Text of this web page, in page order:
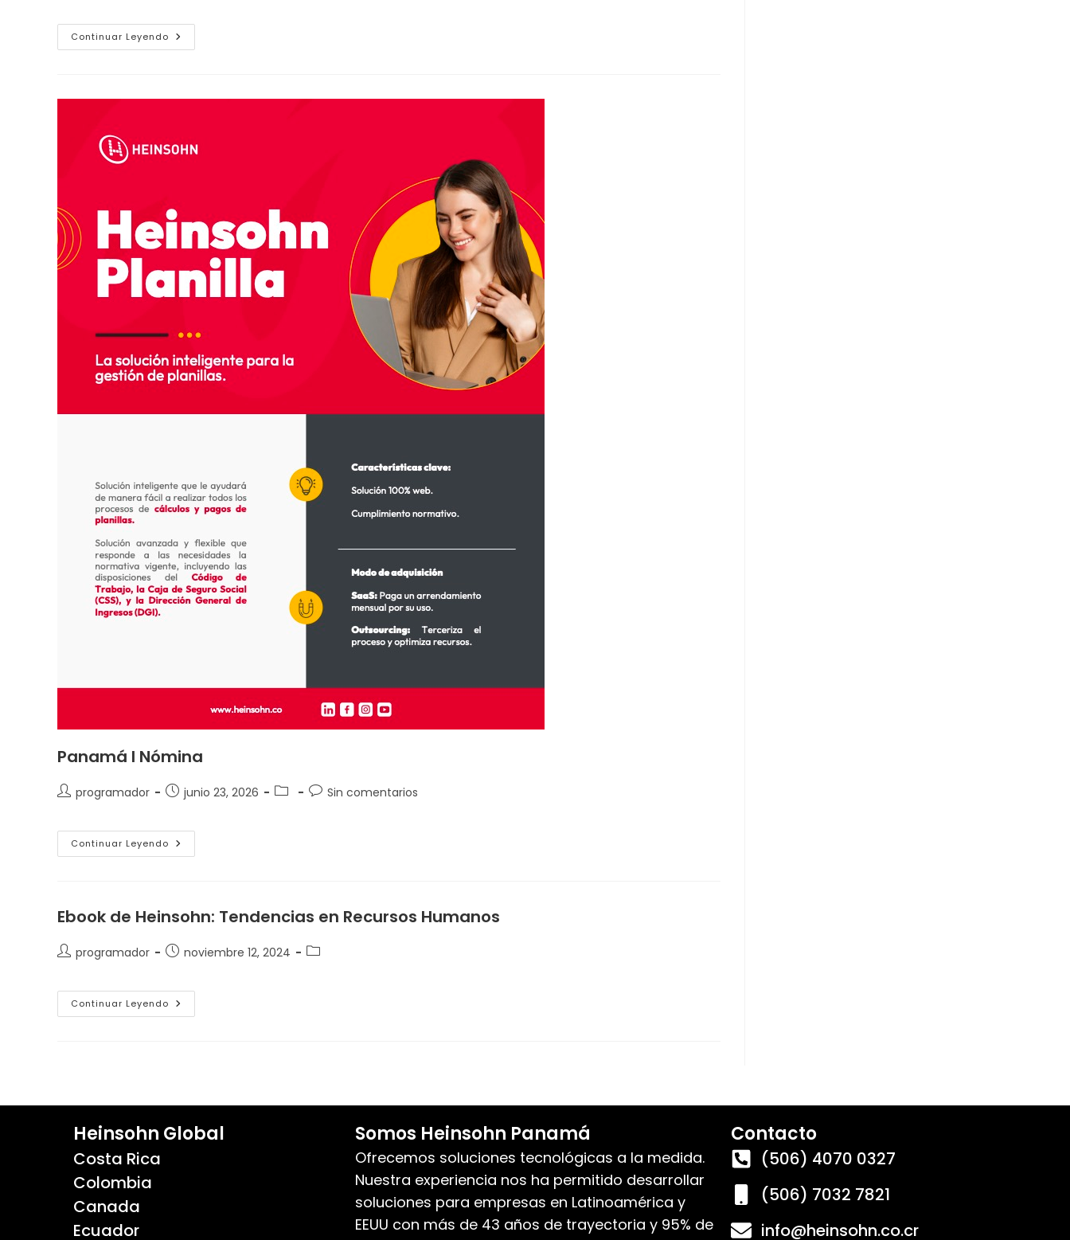
Continuar Leyendo
Panamá I Nómina
programador junio 23, 2026 Sin comentarios
Continuar Leyendo
Ebook de Heinsohn: Tendencias en Recursos Humanos
programador noviembre 12, 2024
Continuar Leyendo
Heinsohn Global
Costa Rica
Colombia
Canada
Ecuador
Somos Heinsohn Panamá
Ofrecemos soluciones tecnológicas a la medida.
Nuestra experiencia nos ha permitido desarrollar
soluciones para empresas en Latinoamérica y
EEUU con más de 43 años de trayectoria y 95% de
Contacto
(506) 4070 0327
(506) 7032 7821
info@heinsohn.co.cr